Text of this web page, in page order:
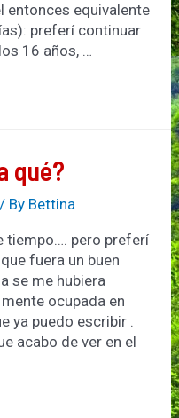
entonces equivalente
preferí continuar
16 años, …
qué?
/ By Bettina
tiempo…. pero preferí
fuera un buen
se me hubiera
ocupada en
ya puedo escribir .
acabo de ver en el